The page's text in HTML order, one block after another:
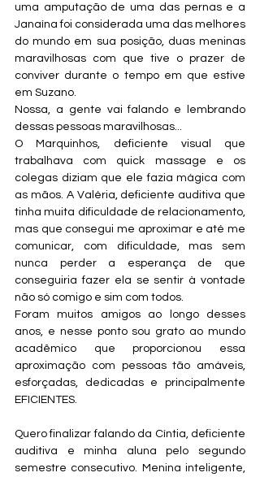
uma amputação de uma das pernas e a
Janaína foi considerada uma das melhores
do mundo em sua posição, duas meninas
maravilhosas com que tive o prazer de
conviver durante o tempo em que estive
em Suzano.
Nossa, a gente vai falando e lembrando
dessas pessoas maravilhosas...
O Marquinhos, deficiente visual que
trabalhava com quick massage e os
colegas diziam que ele fazia mágica com
as mãos. A Valéria, deficiente auditiva que
tinha muita dificuldade de relacionamento,
mas que consegui me aproximar e até me
comunicar, com dificuldade, mas sem
nunca perder a esperança de que
conseguiria fazer ela se sentir à vontade
não só comigo e sim com todos.
Foram muitos amigos ao longo desses
anos, e nesse ponto sou grato ao mundo
acadêmico que proporcionou essa
aproximação com pessoas tão amáveis,
esforçadas, dedicadas e principalmente
EFICIENTES.
Quero finalizar falando da Cíntia, deficiente
auditiva e minha aluna pelo segundo
semestre consecutivo. Menina inteligente,